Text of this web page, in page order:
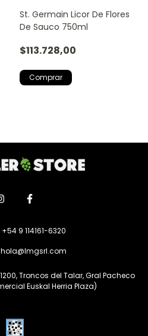
St. Germain Licor De Flores
De Sauco 750ml
$113.728,00
+54 9 114161-6320
hola@lmgsrl.com
Troncos del Talar, Gral Pacheco
Euskal Herria Plaza)